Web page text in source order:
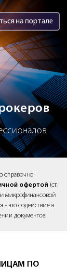
на портале
справочно-
офертой (ст.
микрофинансовой
- это содействие в
документов.
ПО